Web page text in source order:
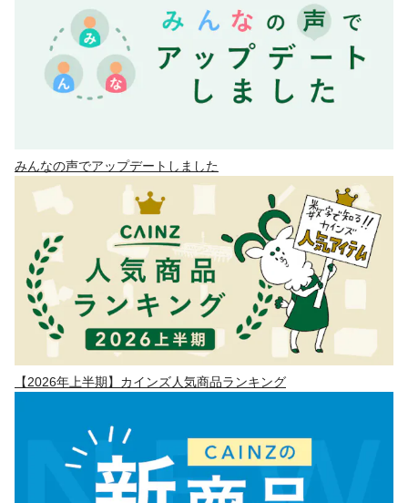
みんなの声でアップデートしました
【2026年上半期】カインズ人気商品ランキング